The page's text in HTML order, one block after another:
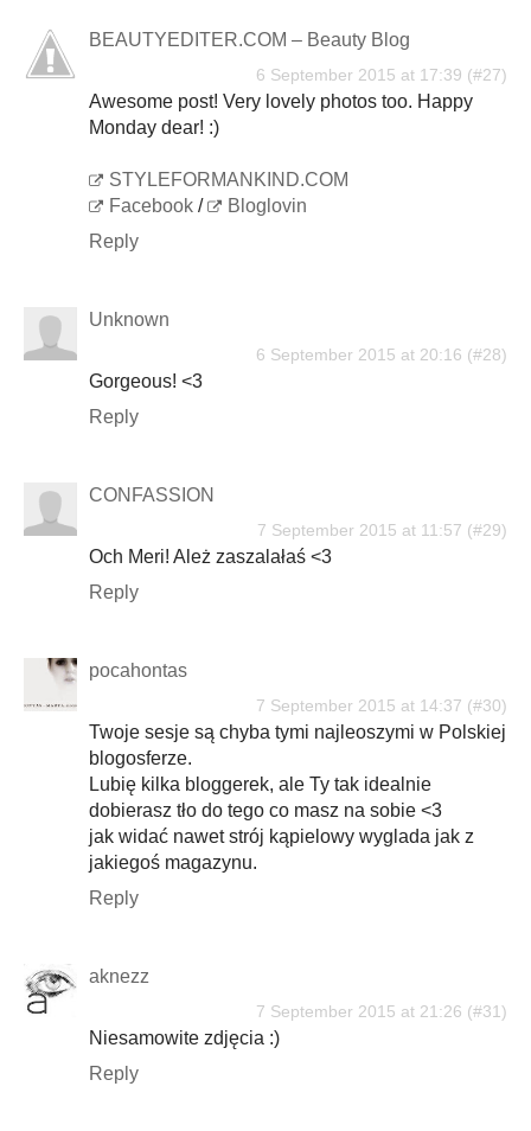
BEAUTYEDITER.COM – Beauty Blog
6 September 2015 at 17:39
Awesome post! Very lovely photos too. Happy
Monday dear! :)
STYLEFORMANKIND.COM
Facebook /
Bloglovin
Reply
Unknown
6 September 2015 at 20:16
Gorgeous! <3
Reply
CONFASSION
7 September 2015 at 11:57
Och Meri! Ależ zaszalałaś <3
Reply
pocahontas
7 September 2015 at 14:37
Twoje sesje są chyba tymi najleoszymi w Polskiej
blogosferze.
Lubię kilka bloggerek, ale Ty tak idealnie
dobierasz tło do tego co masz na sobie <3
jak widać nawet strój kąpielowy wyglada jak z
jakiegoś magazynu.
Reply
aknezz
7 September 2015 at 21:26
Niesamowite zdjęcia :)
Reply